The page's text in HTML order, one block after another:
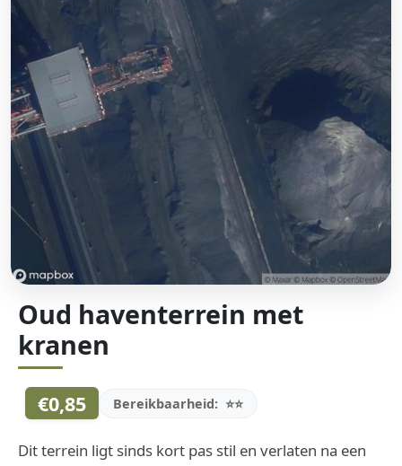
Oud haventerrein met
kranen
€0,85 Bereikbaarheid: ⭐⭐
Dit terrein ligt sinds kort pas stil en verlaten na een